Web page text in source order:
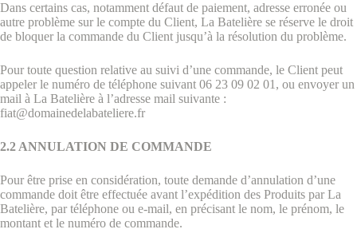
Dans certains cas, notamment défaut de paiement, adresse erronée ou
autre problème sur le compte du Client, La Batelière se réserve le droit
de bloquer la commande du Client jusqu’à la résolution du problème.
Pour toute question relative au suivi d’une commande, le Client peut
appeler le numéro de téléphone suivant 06 23 09 02 01, ou envoyer un
mail à La Batelière à l’adresse mail suivante :
fiat@domainedelabateliere.fr
2.2 ANNULATION DE COMMANDE
Pour être prise en considération, toute demande d’annulation d’une
commande doit être effectuée avant l’expédition des Produits par La
Batelière, par téléphone ou e-mail, en précisant le nom, le prénom, le
montant et le numéro de commande.